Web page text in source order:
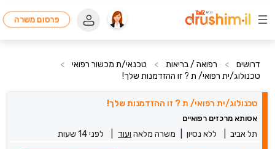
פרסום משרה
דרושים > רפואה / בריאות > טכנאי/ת מכשור רפואי
>
טכנולוג/ית רפואי/ ת ? זו ההזדמנות שלך!
טכנולוג/ית רפואי/ ת ? זו ההזדמנות שלך!
אסותא מרכזים רפואיים
תל אביב ללא נסיון משרה מלאה ועוד לפני 14 שעות